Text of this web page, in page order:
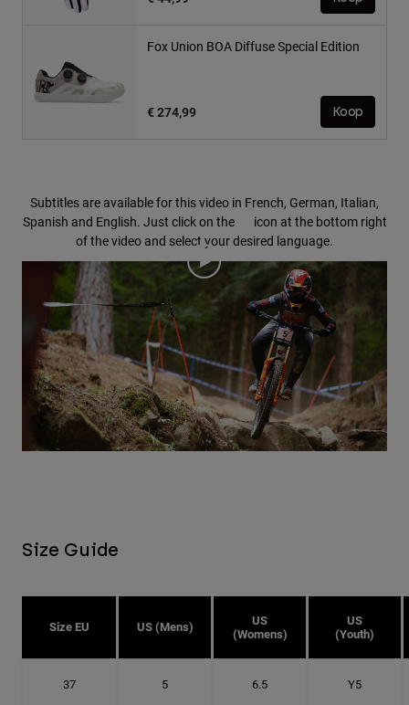
Fox Union BOA Diffuse Special Edition
€ 274,99 Koop
Subtitles are available for this video in French, German, Italian,
Spanish and English. Just click on the
icon at the bottom right
of the video and select your desired language.
Size Guide
Size EU US (Mens)
US
(Womens)
US
(Youth)
37 5 6.5 Y5